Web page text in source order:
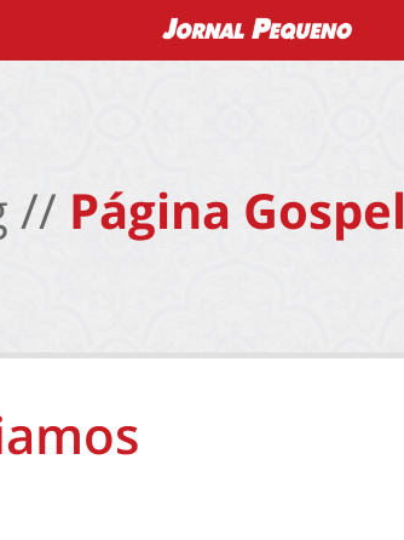
// Página Gospel